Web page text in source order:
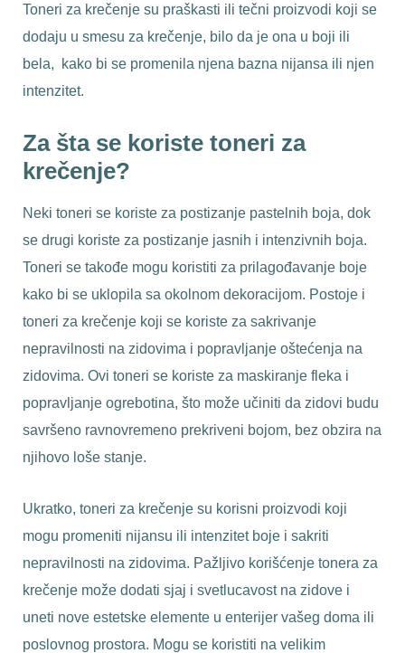
Toneri za krečenje su praškasti ili tečni proizvodi koji se
dodaju u smesu za krečenje, bilo da je ona u boji ili
bela, kako bi se promenila njena bazna nijansa ili njen
intenzitet.
Za šta se koriste toneri za
krečenje?
Neki toneri se koriste za postizanje pastelnih boja, dok
se drugi koriste za postizanje jasnih i intenzivnih boja.
Toneri se takođe mogu koristiti za prilagođavanje boje
kako bi se uklopila sa okolnom dekoracijom. Postoje i
toneri za krečenje koji se koriste za sakrivanje
nepravilnosti na zidovima i popravljanje oštećenja na
zidovima. Ovi toneri se koriste za maskiranje fleka i
popravljanje ogrebotina, što može učiniti da zidovi budu
savršeno ravnovremeno prekriveni bojom, bez obzira na
njihovo loše stanje.
Ukratko, toneri za krečenje su korisni proizvodi koji
mogu promeniti nijansu ili intenzitet boje i sakriti
nepravilnosti na zidovima. Pažljivo korišćenje tonera za
krečenje može dodati sjaj i svetlucavost na zidove i
uneti nove estetske elemente u enterijer vašeg doma ili
poslovnog prostora. Mogu se koristiti na velikim